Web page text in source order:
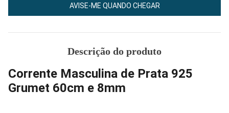
AVISE-ME QUANDO CHEGAR
Descrição do produto
Corrente Masculina de Prata 925
Grumet 60cm e 8mm